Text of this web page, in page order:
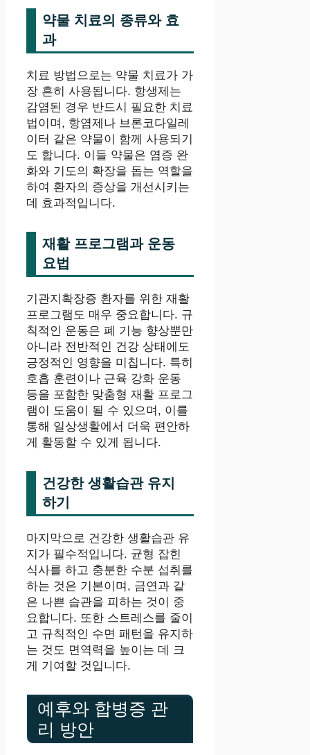
약물 치료의 종류와 효
과
치료 방법으로는 약물 치료가 가
장 흔히 사용됩니다. 항생제는
감염된 경우 반드시 필요한 치료
법이며, 항염제나 브론코다일레
이터 같은 약물이 함께 사용되기
도 합니다. 이들 약물은 염증 완
화와 기도의 확장을 돕는 역할을
하여 환자의 증상을 개선시키는
데 효과적입니다.
재활 프로그램과 운동
요법
기관지확장증 환자를 위한 재활
프로그램도 매우 중요합니다. 규
칙적인 운동은 폐 기능 향상뿐만
아니라 전반적인 건강 상태에도
긍정적인 영향을 미칩니다. 특히
호흡 훈련이나 근육 강화 운동
등을 포함한 맞춤형 재활 프로그
램이 도움이 될 수 있으며, 이를
통해 일상생활에서 더욱 편안하
게 활동할 수 있게 됩니다.
건강한 생활습관 유지
하기
마지막으로 건강한 생활습관 유
지가 필수적입니다. 균형 잡힌
식사를 하고 충분한 수분 섭취를
하는 것은 기본이며, 금연과 같
은 나쁜 습관을 피하는 것이 중
요합니다. 또한 스트레스를 줄이
고 규칙적인 수면 패턴을 유지하
는 것도 면역력을 높이는 데 크
게 기여할 것입니다.
예후와 합병증 관
리 방안